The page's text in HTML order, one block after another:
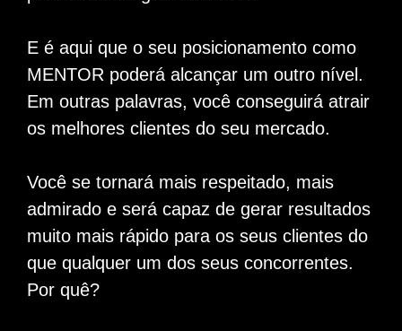
E é aqui que o seu posicionamento como
MENTOR poderá alcançar um outro nível.
Em outras palavras, você conseguirá atrair
os melhores clientes do seu mercado.
Você se tornará mais respeitado, mais
admirado e será capaz de gerar resultados
muito mais rápido para os seus clientes do
que qualquer um dos seus concorrentes.
Por quê?